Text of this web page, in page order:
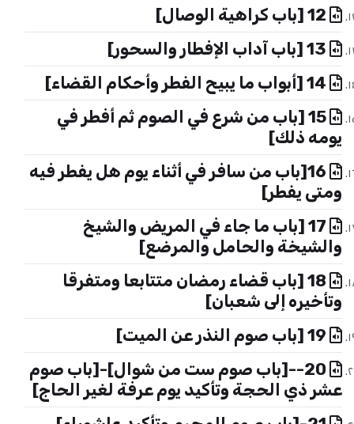
15 [باب من شرع في الصوم ثم أفطر في
يومه ذلك]
16[باب من سافر في أثناء يوم هل يفطر فيه
ومتى يفطر]
17 [باب ما جاء في المريض والشيخ
والشيخة والحامل والمرضع]
18 [باب قضاء رمضان متتابعا ومتفرقا
وتأخيره إلى شعبان]
20--[باب صوم ست من شوال]-[باب صوم
عشر ذي الحجة وتأكيد يوم عرفة لغير الحاج]